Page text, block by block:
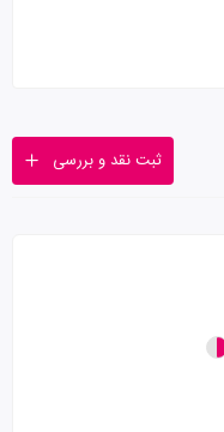
ثبت نقد و بررسی